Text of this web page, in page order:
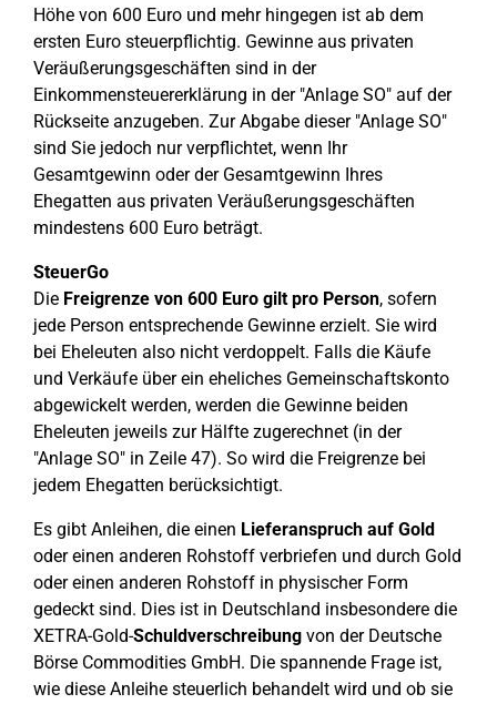
Höhe von 600 Euro und mehr hingegen ist ab dem
ersten Euro steuerpflichtig. Gewinne aus privaten
Veräußerungsgeschäften sind in der
Einkommensteuererklärung in der "Anlage SO" auf der
Rückseite anzugeben. Zur Abgabe dieser "Anlage SO"
sind Sie jedoch nur verpflichtet, wenn Ihr
Gesamtgewinn oder der Gesamtgewinn Ihres
Ehegatten aus privaten Veräußerungsgeschäften
mindestens 600 Euro beträgt.
SteuerGo
Die Freigrenze von 600 Euro gilt pro Person, sofern
jede Person entsprechende Gewinne erzielt. Sie wird
bei Eheleuten also nicht verdoppelt. Falls die Käufe
und Verkäufe über ein eheliches Gemeinschaftskonto
abgewickelt werden, werden die Gewinne beiden
Eheleuten jeweils zur Hälfte zugerechnet (in der
"Anlage SO" in Zeile 47). So wird die Freigrenze bei
jedem Ehegatten berücksichtigt.
Es gibt Anleihen, die einen Lieferanspruch auf Gold
oder einen anderen Rohstoff verbriefen und durch Gold
oder einen anderen Rohstoff in physischer Form
gedeckt sind. Dies ist in Deutschland insbesondere die
XETRA-Gold-Schuldverschreibung von der Deutsche
Börse Commodities GmbH. Die spannende Frage ist,
wie diese Anleihe steuerlich behandelt wird und ob sie